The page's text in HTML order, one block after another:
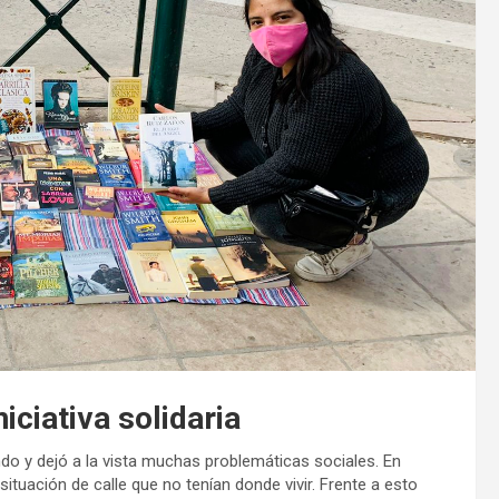
solidaria
y dejó a la vista muchas problemáticas sociales. En
de calle que no tenían donde vivir. Frente a esto